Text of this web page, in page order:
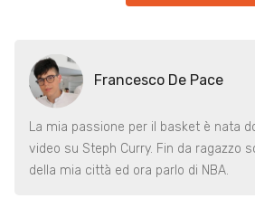
Francesco De Pace
La mia passione per il basket è nata
video su Steph Curry. Fin da ragazzo
della mia città ed ora parlo di NBA.